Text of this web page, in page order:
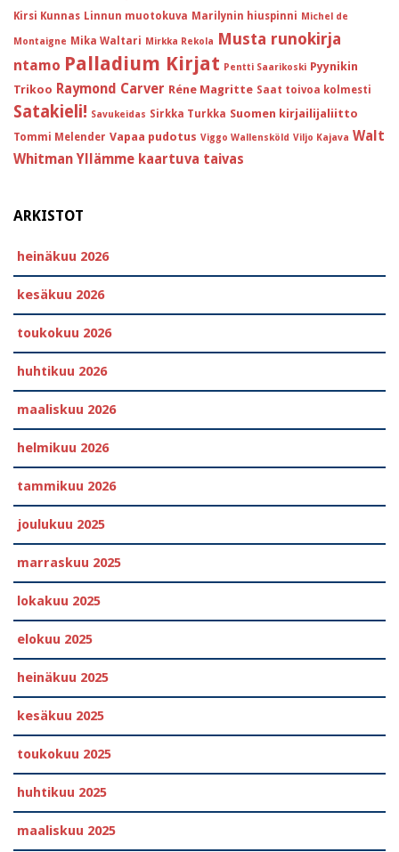
Kirsi Kunnas Linnun muotokuva Marilynin hiuspinni Michel de
Montaigne Mika Waltari Mirkka Rekola Musta runokirja
ntamo Palladium Kirjat Pentti Saarikoski Pyynikin
Trikoo Raymond Carver Réne Magritte Saat toivoa kolmesti
Satakieli! Savukeidas Sirkka Turkka Suomen kirjailijaliitto
Tommi Melender Vapaa pudotus Viggo Wallensköld Viljo Kajava Walt
Whitman Yllämme kaartuva taivas
ARKISTOT
heinäkuu 2026
kesäkuu 2026
toukokuu 2026
huhtikuu 2026
maaliskuu 2026
helmikuu 2026
tammikuu 2026
joulukuu 2025
marraskuu 2025
lokakuu 2025
elokuu 2025
heinäkuu 2025
kesäkuu 2025
toukokuu 2025
huhtikuu 2025
maaliskuu 2025